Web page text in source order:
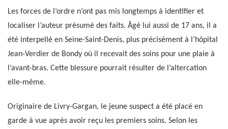
Les forces de l’ordre n’ont pas mis longtemps à identifier et
localiser l’auteur présumé des faits. Âgé lui aussi de 17 ans, il a
été interpellé en Seine-Saint-Denis, plus précisément à l’hôpital
Jean-Verdier de Bondy où il recevait des soins pour une plaie à
l’avant-bras. Cette blessure pourrait résulter de l’altercation
elle-même.
Originaire de Livry-Gargan, le jeune suspect a été placé en
garde à vue après avoir reçu les premiers soins. Selon les